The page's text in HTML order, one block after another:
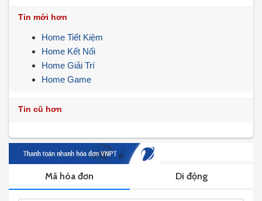
Tin mới hơn
Home Tiết Kiệm
Home Kết Nối
Home Giải Trí
Home Game
Tin cũ hơn